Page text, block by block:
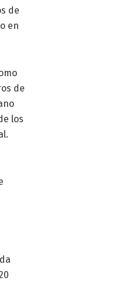
de
en
de
los